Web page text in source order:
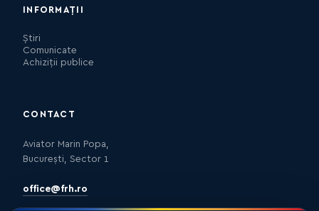
INFORMAȚII
Știri
Comunicate
Achiziții publice
CONTACT
Aviator Marin Popa,
București, Sector 1
office@frh.ro